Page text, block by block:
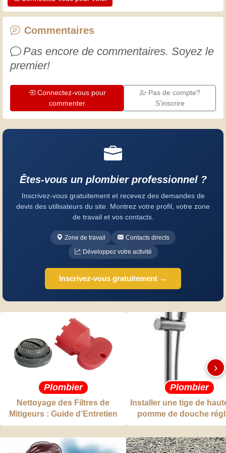
chaque jour est une occasion de
progresser. Amusez-vous bien !
Commentaires
Pas encore de commentaires. Soyez le
premier!
Connectez-vous pour
commenter
Pas de compte?
S'inscrire
Êtes-vous un plombier professionnel ?
Inscrivez-vous gratuitement et recevez des demandes de
devis des utilisateurs du site. Montrez votre profil, votre zone
de travail et vos contacts.
Zone de travail
Contacts directs
Développez votre activité
Inscrivez-vous gratuitement →
Plombier
Nettoyage des Filtres de
Mitigeurs : Guide d'Entretien
Plombier
Installer une tige de
pomme de douche
›